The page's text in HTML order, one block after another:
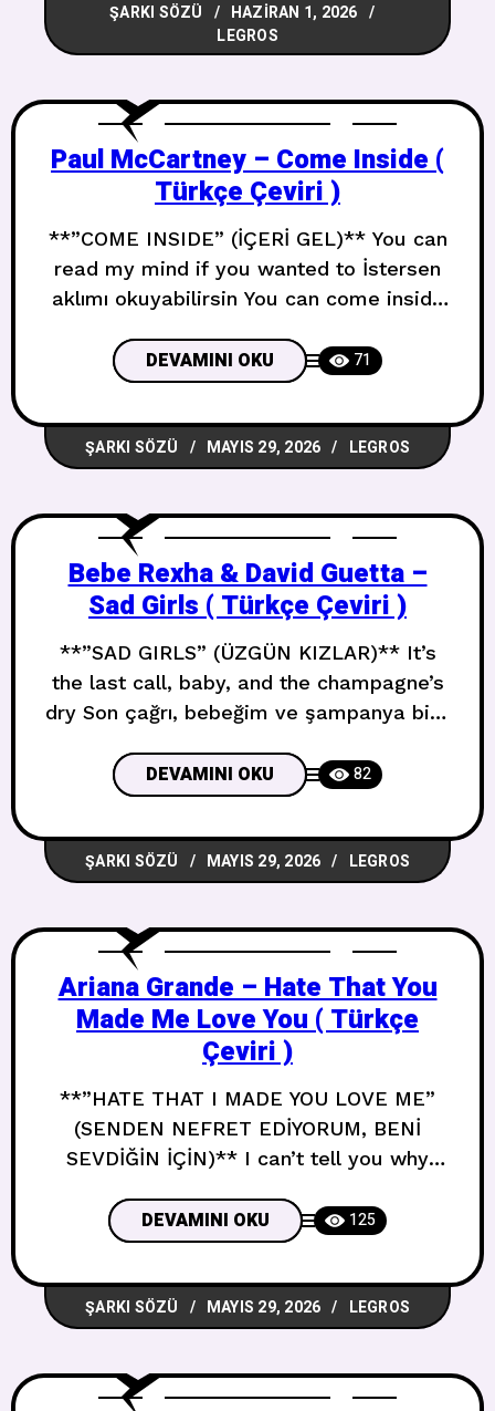
söyledim Todo el mundo mirando Tüm
dünya
ŞARKI SÖZÜ
HAZIRAN 1, 2026
LEGROS
Paul McCartney – Come Inside (
Türkçe Çeviri )
**”COME INSIDE” (İÇERİ GEL)** You can
read my mind if you wanted to İstersen
aklımı okuyabilirsin You can come inside
what you wanna do Ne yapmak istediğini
bana bildirmelisin I don’t wanna hide
Saklanmak istemiyorum Step right up
and take a look Yaklaş ve bir bak See
DEVAMINI OKU 71
ŞARKI SÖZÜ MAYIS 29, 2026 LEGROS
Bebe Rexha & David Guetta –
Sad Girls ( Türkçe Çeviri )
**”SAD GIRLS” (ÜZGÜN KIZLAR)** It’s
the last call, baby, and the champagne’s
dry Son çağrı, bebeğim ve şampanya bitti
tears in my eyes Dans edeceğim, dans
edeceğim, dans edeceğim, gözlerimde
yaşlarla And I can’t stand watching you
taking her home Ve seni onu eve
DEVAMINI OKU 82
ŞARKI SÖZÜ MAYIS 29, 2026 LEGROS
Ariana Grande – Hate That You
Made Me Love You ( Türkçe
Çeviri )
**”HATE THAT I MADE YOU LOVE ME”
(SENDEN NEFRET EDİYORUM, BENİ
SEVDİĞİN İÇİN)** I can’t tell you why
something inside Ama içimdeki bir şey Is
dancing with fire Ateşle dans ediyor Eyes
lit like the sky Gözler gökyüzü gibi
aydınlandı Turned tears into diamonds
DEVAMINI OKU 125
ŞARKI SÖZÜ MAYIS 29, 2026 LEGROS